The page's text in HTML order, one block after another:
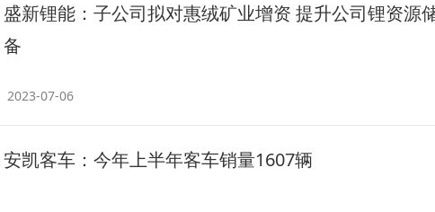
盛新锂能：子公司拟对惠绒矿业增资 提升公司锂资源
备
2023-07-06
安凯客车：今年上半年客车销量1607辆